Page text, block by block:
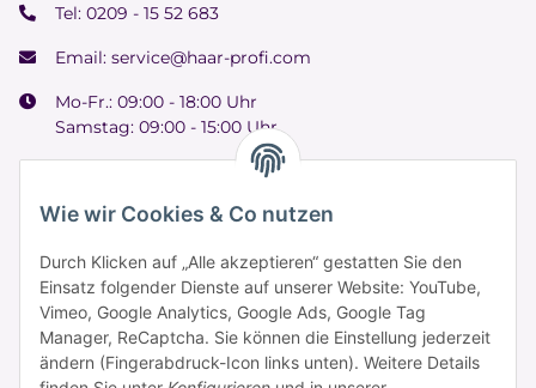
Wie wir Cookies & Co nutzen
Durch Klicken auf „Alle akzeptieren“ gestatten Sie den
Einsatz folgender Dienste auf unserer Website: YouTube,
Vimeo, Google Analytics, Google Ads, Google Tag
Manager, ReCaptcha. Sie können die Einstellung jederzeit
ändern (Fingerabdruck-Icon links unten). Weitere Details
Tel: 0209 - 15 52 683
Email: service@haar-profi.com
Mo-Fr.: 09:00 - 18:00 Uhr
Samstag: 09:00 - 15:00 Uhr
Informationen
Zahlung & Versand